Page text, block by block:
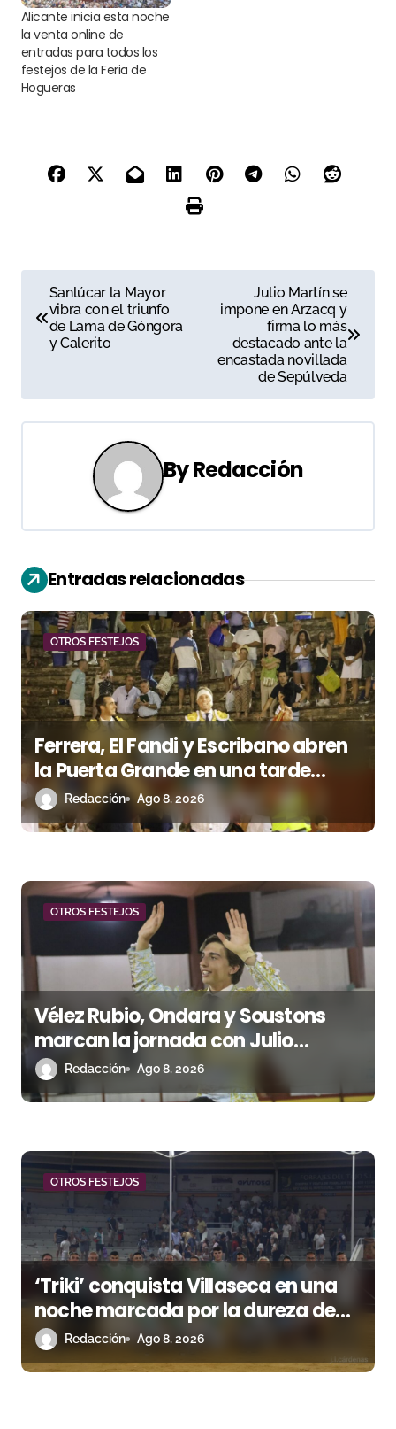
Alicante inicia esta noche
la venta online de
entradas para todos los
festejos de la Feria de
Hogueras
a
e
g
i
ó
n
d
e
e
n
t
r
d
s
Sanlúcar la Mayor
vibra con el triunfo
de Lama de Góngora
y Calerito
Julio Martín se
impone en Arzacq y
firma lo más
destacado ante la
encastada novillada
de Sepúlveda
ByRedacción
Entradas relacionadas
OTROS FESTEJOS
Ferrera, El Fandi y Escribano abren
la Puerta Grande en una tarde
triunfal en Azuaga
Redacción Ago 8, 2026
OTROS FESTEJOS
Vélez Rubio, Ondara y Soustons
marcan la jornada con Julio
Romero, Andy Cartagena y Hugo
Tarbelli
Redacción Ago 8, 2026
OTROS FESTEJOS
‘Triki’ conquista Villaseca en una
noche marcada por la dureza de
Monteviejo
Redacción Ago 8, 2026